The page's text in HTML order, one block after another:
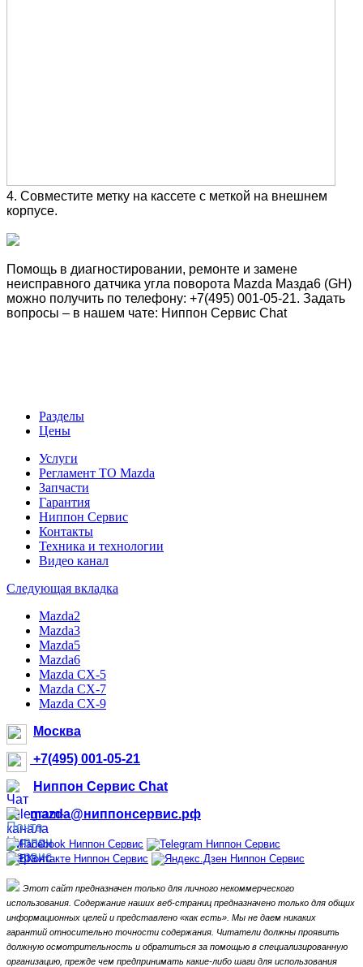
4. Совместите метку на кассете с меткой на внешнем
корпусе.
Помощь в диагностировании, ремонте и замене
неисправного датчика угла поворота Mazda Мазда6 (GH)
можно получить по телефону: +7(495) 001-05-21. Задать
вопросы – в нашем чате: Ниппон Сервис Chat
Разделы
Цены
Услуги
Регламент ТО Mazda
Запчасти
Гарантия
Ниппон Сервис
Контакты
Техника и технологии
Видео канал
Следующая вкладка
Mazda2
Mazda3
Mazda5
Mazda6
Mazda CX-5
Mazda CX-7
Mazda CX-9
Москва
+7(495) 001-05-21
Ниппон Сервис Chat
mazda@ниппонсервис.рф
Этот сайт предназначен только для личного некоммерческого
использования. Содержание наших веб-страниц предназначено только для общих
информационных целей и представлено «как есть». Мы не даем никаких
гарантий относительно точности содержания. Читатели должны проявить
должную осмотрительность и обратиться за помощью в специализированную
организацию, прежде чем предпринимать какие-либо шаги для использования